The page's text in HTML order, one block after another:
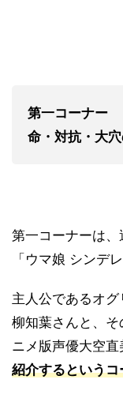
第一コーナー
命・対抗・大
第一コーナーは
「ウマ娘 シンデ
主人公であるオ
柳知葉さんと、
ニメ版声優大空
紹介するというコ